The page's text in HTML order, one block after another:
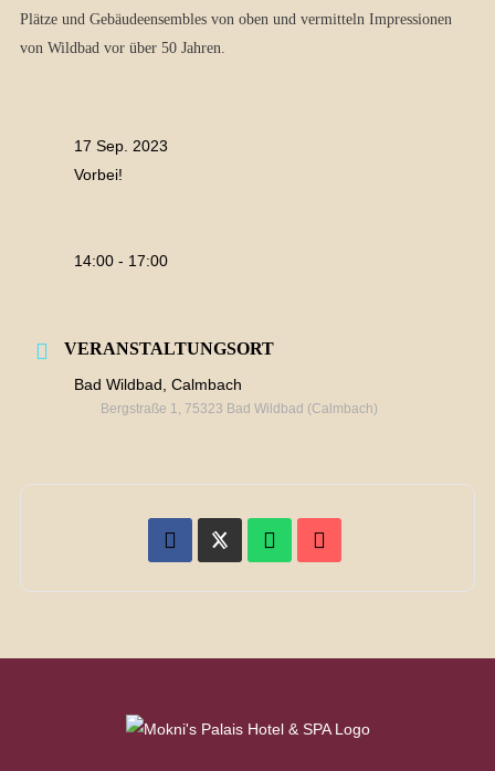
Plätze und Gebäudeensembles von oben und vermitteln Impressionen
von Wildbad vor über 50 Jahren.
17 Sep. 2023
Vorbei!
14:00 - 17:00
VERANSTALTUNGSORT
Bad Wildbad, Calmbach
Bergstraße 1, 75323 Bad Wildbad (Calmbach)